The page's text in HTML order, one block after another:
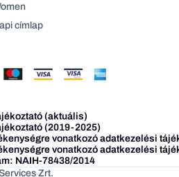
címlap
(aktuális)
(2019-2025)
vonatkozó adatkezelési
vonatkozó adatkezelési
NAIH-78438/2014
Zrt.